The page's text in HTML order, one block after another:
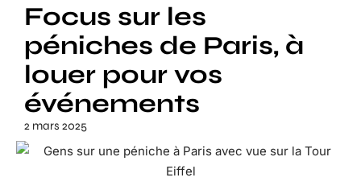
Focus sur les
péniches de Paris, à
louer pour vos
événements
2 mars 2025